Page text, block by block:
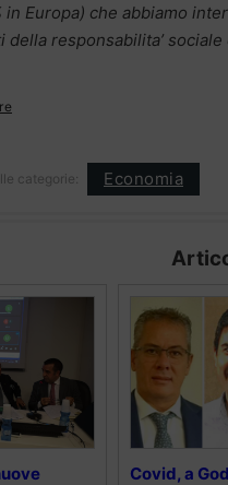
in Europa) che abbiamo
responsabilita’ sociale
categorie: Economia
Covid, a